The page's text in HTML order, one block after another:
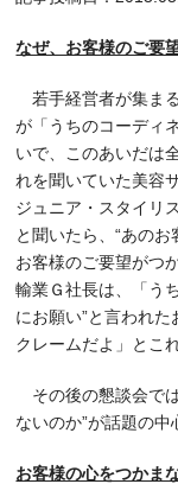
なぜ、お客様のご要
若手経営者が集ま
が「うちのコーディ
いで、このあいだは
れを聞いていた美容
ジュニア・スタイリ
と聞いたら、“あの
お客様のご要望がつ
輸業Ｇ社長は、「う
にお願い”と言われ
クレームだよ」とこ
その後の懇談会で
ないのか”が話題の中
お客様の心をつかま